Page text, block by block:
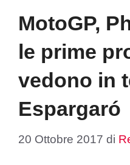
MotoGP,
le prime
vedono in
Espargaró
20 Ottobre 2017 di